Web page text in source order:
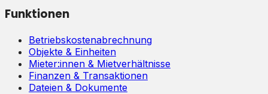
Funktionen
Betriebskostenabrechnung
Objekte & Einheiten
Mieter:innen & Mietverhältnisse
Finanzen & Transaktionen
Dateien & Dokumente